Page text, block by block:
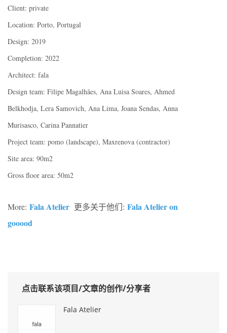
Client: private
Location: Porto, Portugal
Design: 2019
Completion: 2022
Architect: fala
Design team: Filipe Magalhães, Ana Luisa Soares, Ahmed
Belkhodja, Lera Samovich, Ana Lima, Joana Sendas, Anna
Murisasco, Carina Pannatier
Project team: pomo (landscape), Maxrenova (contractor)
Site area: 90m2
Gross floor area: 50m2
More: Fala Atelier 更多关于他们: Fala Atelier on
gooood
点击联系该项目/文章的创作/分享者
Fala Atelier